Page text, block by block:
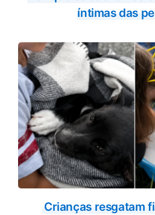
íntimas das
Crianças resgatam